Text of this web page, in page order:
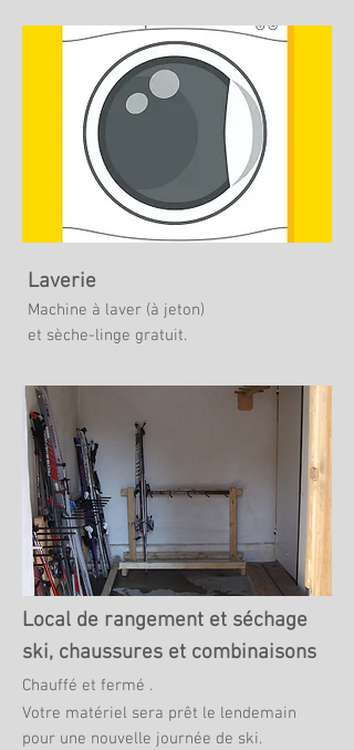
Laverie
Machine à laver (à jeton)
et sèche-linge gratuit.
Local de rangement et séchage
ski, chaussures et combinaisons
Chauffé et fermé .
Votre matériel sera prêt le lendemain
pour une nouvelle journée de ski.